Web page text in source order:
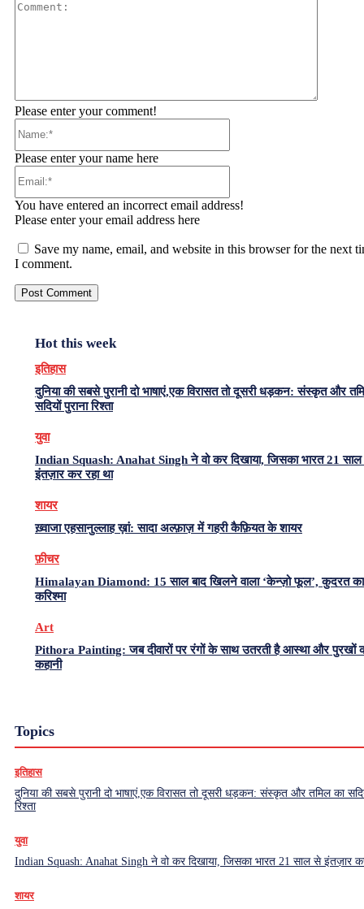
Please enter your comment!
Please enter your name here
You have entered an incorrect email address!
Please enter your email address here
Save my name, email, and website in this browser for the next
I comment.
Hot this week
इतिहास
दुनिया की सबसे पुरानी दो भाषाएं,एक विरासत तो दूसरी धड़कन: संस्कृत और
सदियों पुराना रिश्ता
युवा
Indian Squash: Anahat Singh ने वो कर दिखाया, जिसका भारत 21
इंतज़ार कर रहा था
शायर
ख़्वाजा एहसानुल्लाह ख़ां: सादा अल्फ़ाज़ में गहरी कैफ़ियत के शायर
फ़ीचर
Himalayan Diamond: 15 साल बाद खिलने वाला ‘केन्ज़ो फूल’, कुदरत
करिश्मा
Art
Pithora Painting: जब दीवारों पर रंगों के साथ उतरती है आस्था और पुरखों
कहानी
Topics
इतिहास
दुनिया की सबसे पुरानी दो भाषाएं,एक विरासत तो दूसरी धड़कन: संस्कृत और तमिल का
रिश्ता
युवा
Indian Squash: Anahat Singh ने वो कर दिखाया, जिसका भारत 21 साल से इंतज़ार
शायर